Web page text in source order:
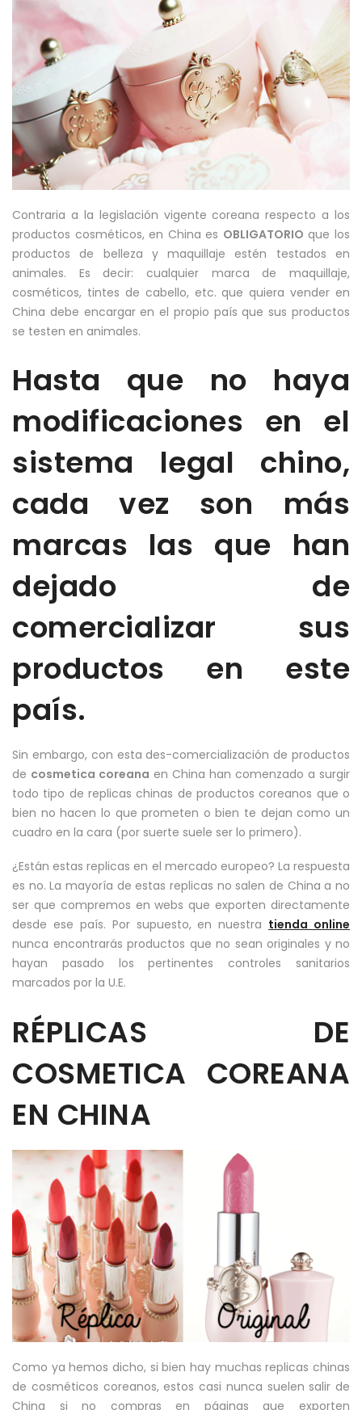
Contraria a la legislación vigente coreana respecto a los
productos cosméticos, en China es OBLIGATORIO que los
productos de belleza y maquillaje estén testados en
animales. Es decir: cualquier marca de maquillaje,
cosméticos, tintes de cabello, etc. que quiera vender en
China debe encargar en el propio país que sus productos
se testen en animales.
Hasta que no haya
modificaciones en el
sistema legal chino,
cada vez son más
marcas las que han
dejado de
comercializar sus
productos en este
país.
Sin embargo, con esta des-comercialización de productos
de cosmetica coreana en China han comenzado a surgir
todo tipo de replicas chinas de productos coreanos que o
bien no hacen lo que prometen o bien te dejan como un
cuadro en la cara (por suerte suele ser lo primero).
¿Están estas replicas en el mercado europeo? La respuesta
es no. La mayoría de estas replicas no salen de China a no
ser que compremos en webs que exporten directamente
desde ese país. Por supuesto, en nuestra tienda online
nunca encontrarás productos que no sean originales y no
hayan pasado los pertinentes controles sanitarios
marcados por la U.E.
RÉPLICAS DE
COSMETICA COREANA
EN CHINA
Como ya hemos dicho, si bien hay muchas replicas chinas
de cosméticos coreanos, estos casi nunca suelen salir de
China si no compras en páginas que exporten